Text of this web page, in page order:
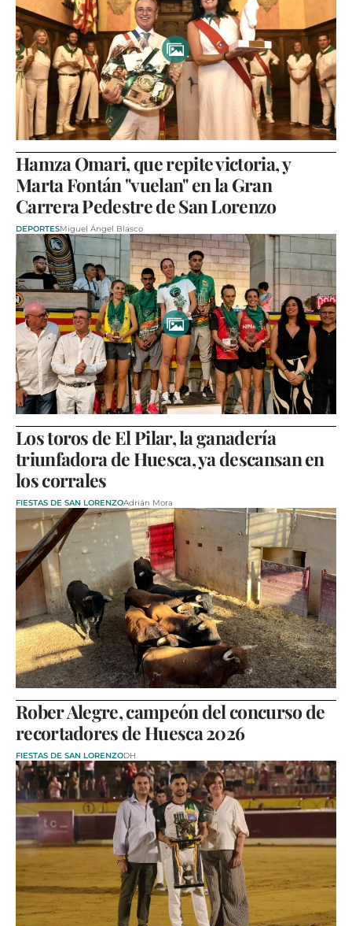
Hamza Omari, que repite victoria, y
Marta Fontán "vuelan" en la Gran
Carrera Pedestre de San Lorenzo
DEPORTESMiguel Ángel Blasco
Los toros de El Pilar, la ganadería
triunfadora de Huesca, ya descansan en
los corrales
FIESTAS DE SAN LORENZOAdrián Mora
Rober Alegre, campeón del concurso de
recortadores de Huesca 2026
FIESTAS DE SAN LORENZODH